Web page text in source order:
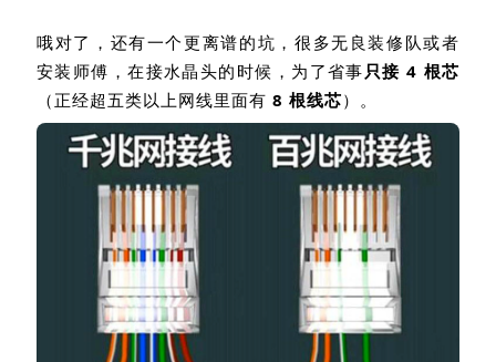
哦对了，还有一个更离谱的坑，很多无良装修队或者
安装师傅，在接水晶头的时候，为了省事只接 4 根芯
（正经超五类以上网线里面有 8 根线芯）。